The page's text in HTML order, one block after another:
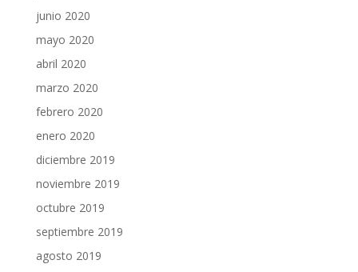
junio 2020
mayo 2020
abril 2020
marzo 2020
febrero 2020
enero 2020
diciembre 2019
noviembre 2019
octubre 2019
septiembre 2019
agosto 2019